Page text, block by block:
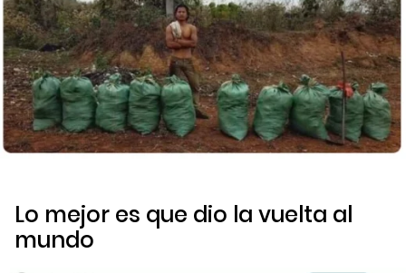
Lo mejor es que dio la vuelta al
mundo